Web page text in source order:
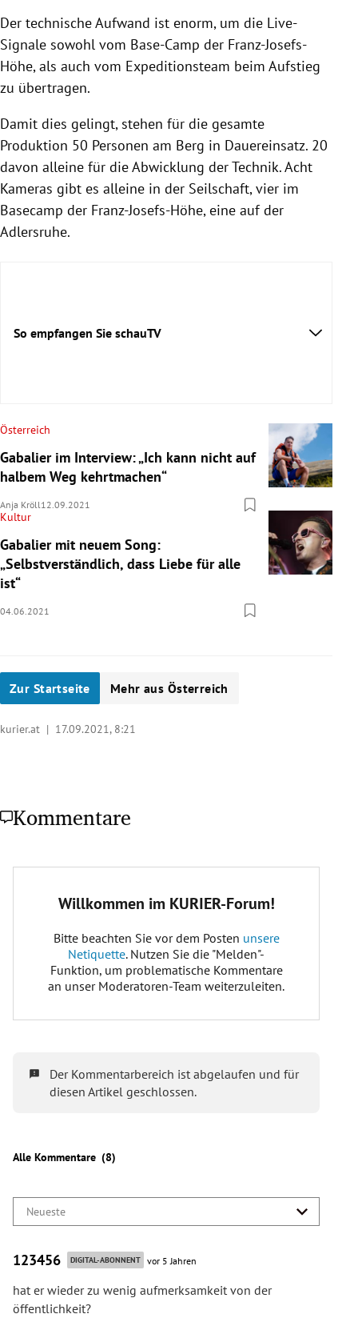
Der technische Aufwand ist enorm, um die Live-
Signale sowohl vom Base-Camp der Franz-Josefs-
Höhe, als auch vom Expeditionsteam beim Aufstieg
zu übertragen.
Damit dies gelingt, stehen für die gesamte
Produktion 50 Personen am Berg in Dauereinsatz. 20
davon alleine für die Abwicklung der Technik. Acht
Kameras gibt es alleine in der Seilschaft, vier im
Basecamp der Franz-Josefs-Höhe, eine auf der
Adlersruhe.
So empfangen Sie schauTV
Österreich
Gabalier im Interview: „Ich kann nicht auf
halbem Weg kehrtmachen“
Anja Kröll12.09.2021
Kultur
Gabalier mit neuem Song:
„Selbstverständlich, dass Liebe für alle
ist“
04.06.2021
Zur Startseite Mehr aus Österreich
kurier.at | 17.09.2021, 8:21
Kommentare